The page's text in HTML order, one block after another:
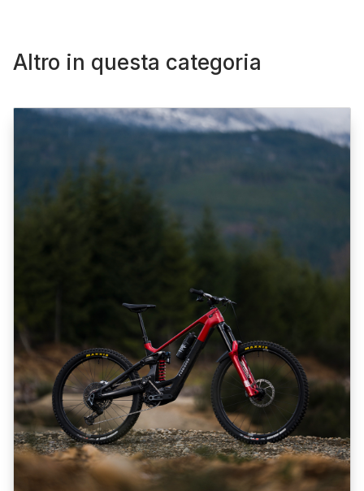
Altro in questa categoria